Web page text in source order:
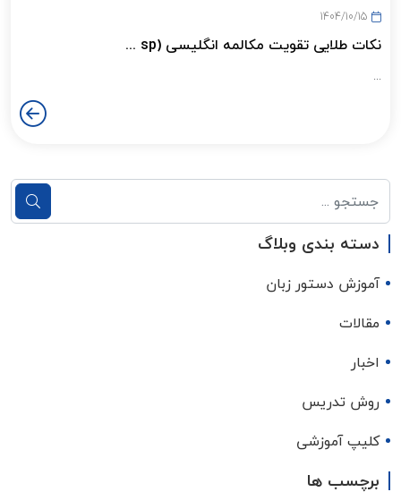
دسته بندی وبلاگ
آموزش دستور زبان
مقالات
اخبار
روش تدریس
کلیپ آموزشی
برچسب ها
1404/10/15
نکات طلایی تقویت مکالمه انگلیسی (sp ...
...